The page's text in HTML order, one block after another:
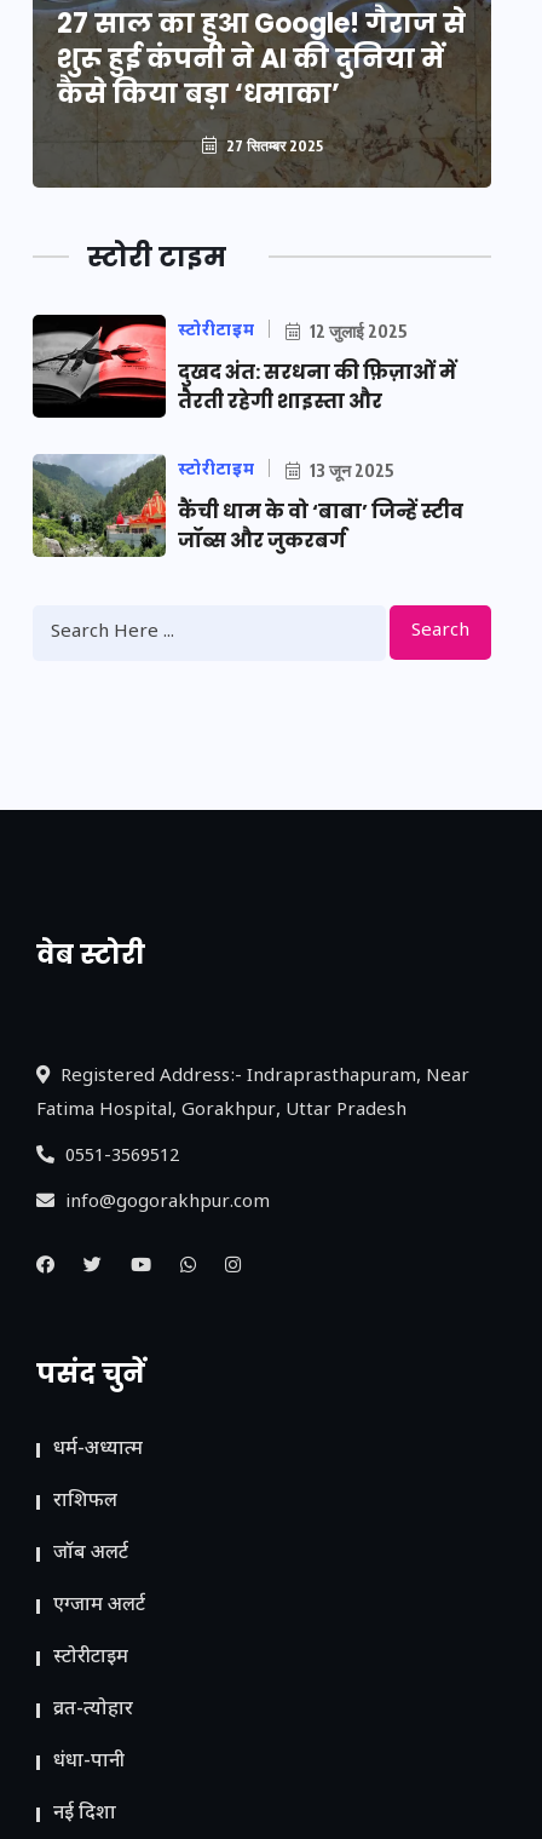
27 साल का हुआ Google! गैराज से
शुरू हुई कंपनी ने AI की दुनिया में
कैसे किया बड़ा ‘धमाका’
27 सितम्बर 2025
स्टोरी टाइम
स्टोरीटाइम 12 जुलाई 2025
दुखद अंत: सरधना की फ़िज़ाओं में
तैरती रहेगी शाइस्ता और
स्टोरीटाइम 13 जून 2025
कैंची धाम के वो ‘बाबा’ जिन्हें स्टीव
जॉब्स और जुकरबर्ग
Search
वेब स्टोरी
नया एक्सप्रेसवे: पूर्वांचल का लक, डेवलपमेंट का
Registered Address:- Indraprasthapuram, Near
Fatima Hospital, Gorakhpur, Uttar Pradesh
0551-3569512
info@gogorakhpur.com
पसंद चुनें
धर्म-अध्यात्म
राशिफल
जॉब अलर्ट
एग्जाम अलर्ट
स्टोरीटाइम
व्रत-त्योहार
धंधा-पानी
नई दिशा